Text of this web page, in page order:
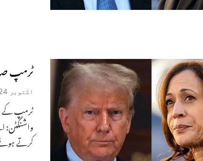
ٹرمپ
اکتوبر 24, 2024
ٹرمپ کے
واشنگٹن:
کرتے